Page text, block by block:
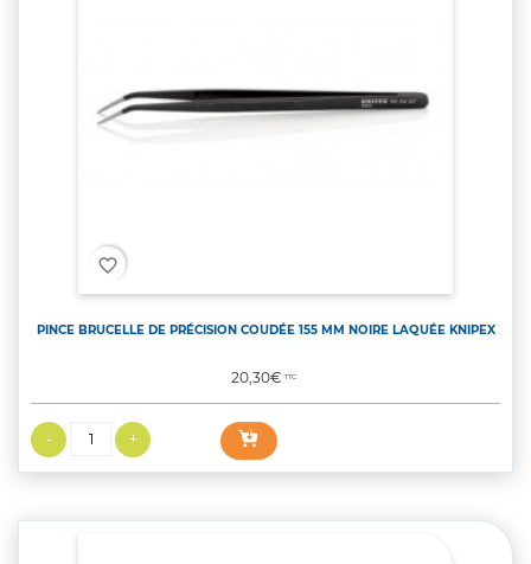
favorite_border
PINCE BRUCELLE DE PRÉCISION COUDÉE 155 MM NOIRE LAQUÉE KNIPEX
Prix
20,30€TTC